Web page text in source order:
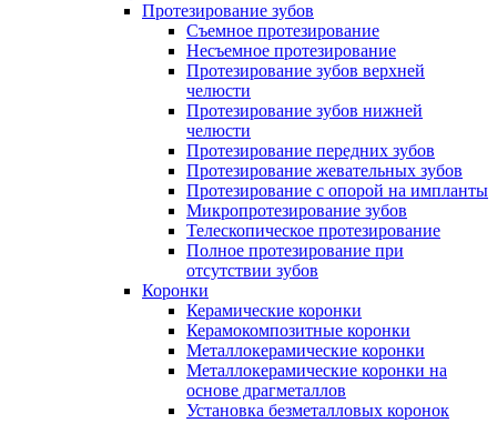
Протезирование зубов
Съемное протезирование
Несъемное протезирование
Протезирование зубов верхней
челюсти
Протезирование зубов нижней
челюсти
Протезирование передних зубов
Протезирование жевательных зубов
Протезирование с опорой на импланты
Микропротезирование зубов
Телескопическое протезирование
Полное протезирование при
отсутствии зубов
Коронки
Керамические коронки
Керамокомпозитные коронки
Металлокерамические коронки
Металлокерамические коронки на
основе драгметаллов
Установка безметалловых коронок